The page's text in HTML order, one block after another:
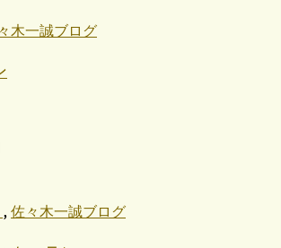
木一誠ブログ
,佐々木一誠ブログ